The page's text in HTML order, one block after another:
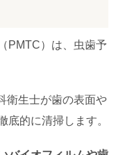
PMTC）は、虫歯予
衛生士が歯の表面や
底的に清掃します。